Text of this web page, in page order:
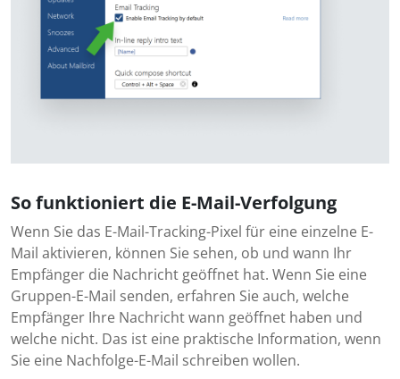
So funktioniert die E-Mail-Verfolgung
Wenn Sie das E-Mail-Tracking-Pixel für eine einzelne E-
Mail aktivieren, können Sie sehen, ob und wann Ihr
Empfänger die Nachricht geöffnet hat. Wenn Sie eine
Gruppen-E-Mail senden, erfahren Sie auch, welche
Empfänger Ihre Nachricht wann geöffnet haben und
welche nicht. Das ist eine praktische Information, wenn
Sie eine Nachfolge-E-Mail schreiben wollen.